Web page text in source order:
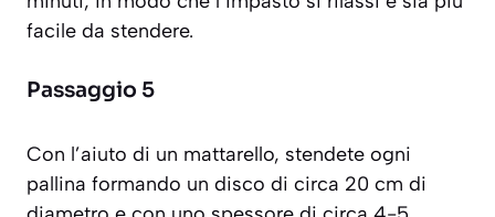
facile da stendere.
Passaggio 5
Con l’aiuto di un mattarello, stendete ogni
pallina formando un disco di circa 20 cm di